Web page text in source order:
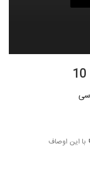
با این اوصاف